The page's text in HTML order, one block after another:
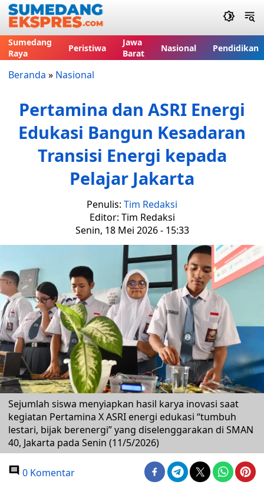
Sumedang
Raya
Peristiwa
Jawa
Barat
Nasional Pendidikan
Beranda » Nasional
Pertamina dan ASRI Energi
Edukasi Bangun Kesadaran
Transisi Energi kepada
Pelajar Jakarta
Penulis: Tim Redaksi
Editor: Tim Redaksi
Senin, 18 Mei 2026 - 15:33
Sejumlah siswa menyiapkan hasil karya inovasi saat
kegiatan Pertamina X ASRI energi edukasi “tumbuh
lestari, bijak berenergi” yang diselenggarakan di SMAN
40, Jakarta pada Senin (11/5/2026)
0 Komentar